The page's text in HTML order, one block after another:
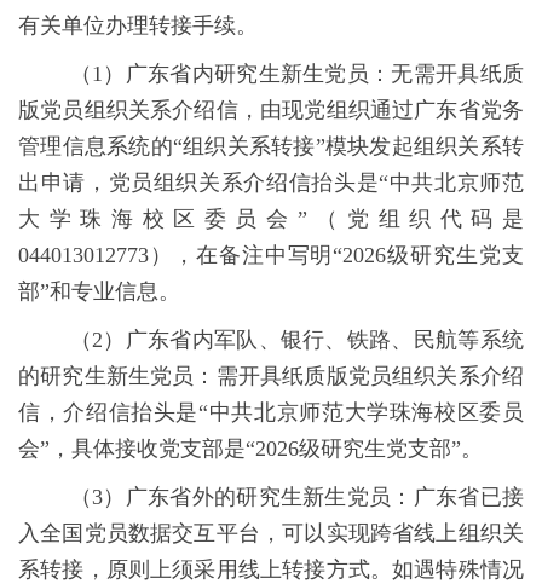
有关单位办理转接手续。
（ 1 ）广东省内研究生新生党员：无需开具纸质
版党员组织关系介绍信，由现党组织通过广东省党务
管理信息系统的“组织关系转接”模块发起组织关系转
出申请，党员组织关系介绍信抬头是“中共北京师范
大学珠海校区委员会”（党组织代码是
044013012773 ），在备注中写明“2026级研究生党支
部”和专业信息。
（2 ）广东省内军队、银行、铁路、民航等系统
的研究生新生党员：需开具纸质版党员组织关系介绍
信，介绍信抬头是“中共北京师范大学珠海校区委员
会”，具体接收党支部是“2026级研究生党支部”。
（3）广东省外的研究生新生党员：广东省已接
入全国党员数据交互平台，可以实现跨省线上组织关
系转接，原则上须采用线上转接方式。如遇特殊情况